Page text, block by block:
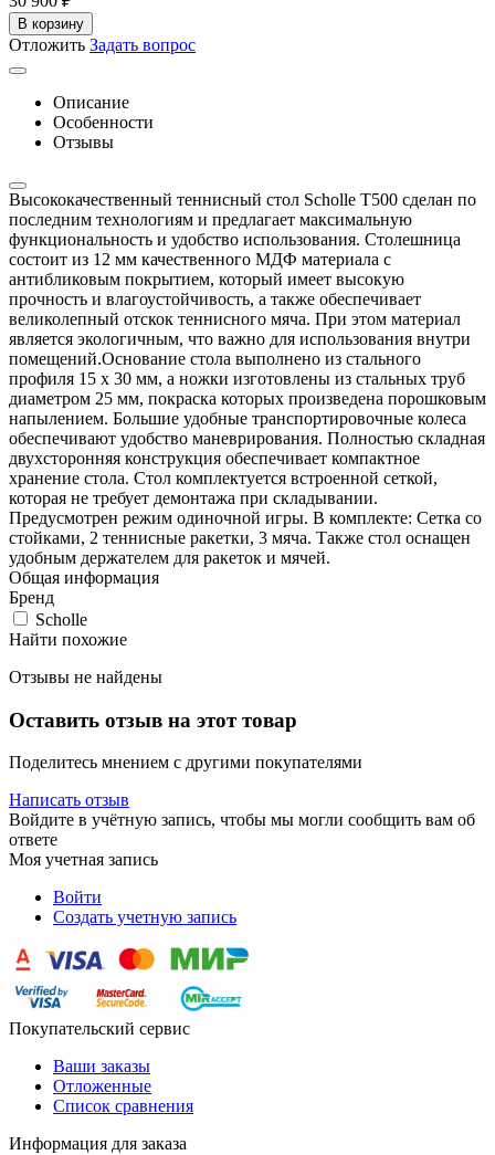
В корзину
Отложить Задать вопрос
Описание
Особенности
Отзывы
Высококачественный теннисный стол Scholle T500 сделан по
последним технологиям и предлагает максимальную
функциональность и удобство использования. Столешница
состоит из 12 мм качественного МДФ материала с
антибликовым покрытием, который имеет высокую
прочность и влагоустойчивость, а также обеспечивает
великолепный отскок теннисного мяча. При этом материал
является экологичным, что важно для использования внутри
помещений.Основание стола выполнено из стального
профиля 15 х 30 мм, а ножки изготовлены из стальных труб
диаметром 25 мм, покраска которых произведена порошковым
напылением. Большие удобные транспортировочные колеса
обеспечивают удобство маневрирования. Полностью складная
двухсторонняя конструкция обеспечивает компактное
хранение стола. Стол комплектуется встроенной сеткой,
которая не требует демонтажа при складывании.
Предусмотрен режим одиночной игры. В комплекте: Сетка со
стойками, 2 теннисные ракетки, 3 мяча. Также стол оснащен
удобным держателем для ракеток и мячей.
Общая информация
Бренд
Scholle
Найти похожие
Отзывы не найдены
Оставить отзыв на этот товар
Поделитесь мнением с другими покупателями
Написать отзыв
Войдите в учётную запись, чтобы мы могли сообщить вам об
ответе
Моя учетная запись
Войти
Создать учетную запись
Покупательский сервис
Ваши заказы
Отложенные
Список сравнения
Информация для заказа